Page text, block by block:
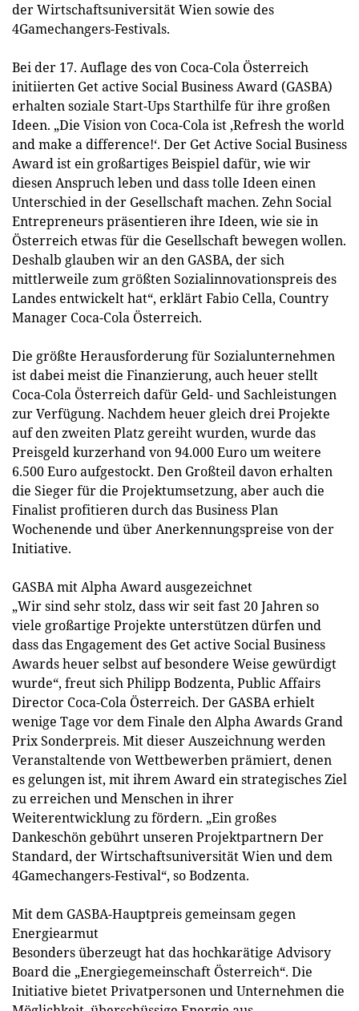
der Wirtschaftsuniversität Wien sowie des
4Gamechangers-Festivals.
Bei der 17. Auflage des von Coca-Cola Österreich
initiierten Get active Social Business Award (GASBA)
erhalten soziale Start-Ups Starthilfe für ihre großen
Ideen. „Die Vision von Coca-Cola ist ‚Refresh the world
and make a difference!‘. Der Get Active Social Business
Award ist ein großartiges Beispiel dafür, wie wir
diesen Anspruch leben und dass tolle Ideen einen
Unterschied in der Gesellschaft machen. Zehn Social
Entrepreneurs präsentieren ihre Ideen, wie sie in
Österreich etwas für die Gesellschaft bewegen wollen.
Deshalb glauben wir an den GASBA, der sich
mittlerweile zum größten Sozialinnovationspreis des
Landes entwickelt hat“, erklärt Fabio Cella, Country
Manager Coca-Cola Österreich.
Die größte Herausforderung für Sozialunternehmen
ist dabei meist die Finanzierung, auch heuer stellt
Coca-Cola Österreich dafür Geld- und Sachleistungen
zur Verfügung. Nachdem heuer gleich drei Projekte
auf den zweiten Platz gereiht wurden, wurde das
Preisgeld kurzerhand von 94.000 Euro um weitere
6.500 Euro aufgestockt. Den Großteil davon erhalten
die Sieger für die Projektumsetzung, aber auch die
Finalist profitieren durch das Business Plan
Wochenende und über Anerkennungspreise von der
Initiative.
GASBA mit Alpha Award ausgezeichnet
„Wir sind sehr stolz, dass wir seit fast 20 Jahren so
viele großartige Projekte unterstützen dürfen und
dass das Engagement des Get active Social Business
Awards heuer selbst auf besondere Weise gewürdigt
wurde“, freut sich Philipp Bodzenta, Public Affairs
Director Coca-Cola Österreich. Der GASBA erhielt
wenige Tage vor dem Finale den Alpha Awards Grand
Prix Sonderpreis. Mit dieser Auszeichnung werden
Veranstaltende von Wettbewerben prämiert, denen
es gelungen ist, mit ihrem Award ein strategisches Ziel
zu erreichen und Menschen in ihrer
Weiterentwicklung zu fördern. „Ein großes
Dankeschön gebührt unseren Projektpartnern Der
Standard, der Wirtschaftsuniversität Wien und dem
4Gamechangers-Festival“, so Bodzenta.
Mit dem GASBA-Hauptpreis gemeinsam gegen
Energiearmut
Besonders überzeugt hat das hochkarätige Advisory
Board die „Energiegemeinschaft Österreich“. Die
Initiative bietet Privatpersonen und Unternehmen die